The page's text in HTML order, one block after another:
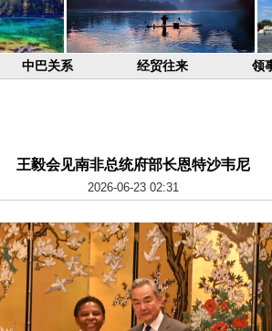
中巴关系 经贸往来 领
王毅会见南非总统府部长恩特沙韦尼
2026-06-23 02:31